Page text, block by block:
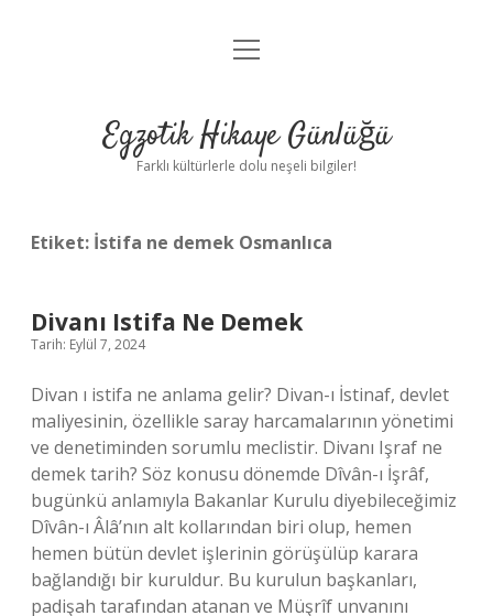
Anasayfa
Yasal Uyarı
menüyü
Egzotik Hikaye Günlüğü
Farklı kültürlerle dolu neşeli bilgiler!
Etiket: İstifa ne demek Osmanlıca
Divanı Istifa Ne Demek
Tarih: Eylül 7, 2024
Divan ı istifa ne anlama gelir? Divan-ı İstinaf, devlet
maliyesinin, özellikle saray harcamalarının yönetimi
ve denetiminden sorumlu meclistir. Divanı Işraf ne
demek tarih? Söz konusu dönemde Dîvân-ı İşrâf,
bugünkü anlamıyla Bakanlar Kurulu diyebileceğimiz
Dîvân-ı Âlâ’nın alt kollarından biri olup, hemen
hemen bütün devlet işlerinin görüşülüp karara
bağlandığı bir kuruldur. Bu kurulun başkanları,
padişah tarafından atanan ve Müşrîf unvanını